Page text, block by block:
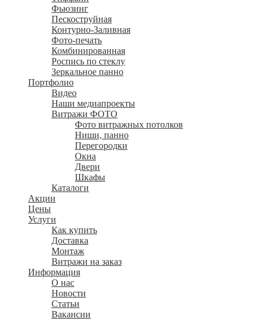
Фьюзинг
Пескоструйная
Контурно-Заливная
Фото-печать
Комбинированная
Роспись по стеклу
Зеркальное панно
Портфолио
Видео
Наши медиапроекты
Витражи ФОТО
Фото витражных потолков
Ниши, панно
Перегородки
Окна
Двери
Шкафы
Каталоги
Акции
Цены
Услуги
Как купить
Доставка
Монтаж
Витражи на заказ
Информация
О нас
Новости
Статьи
Вакансии